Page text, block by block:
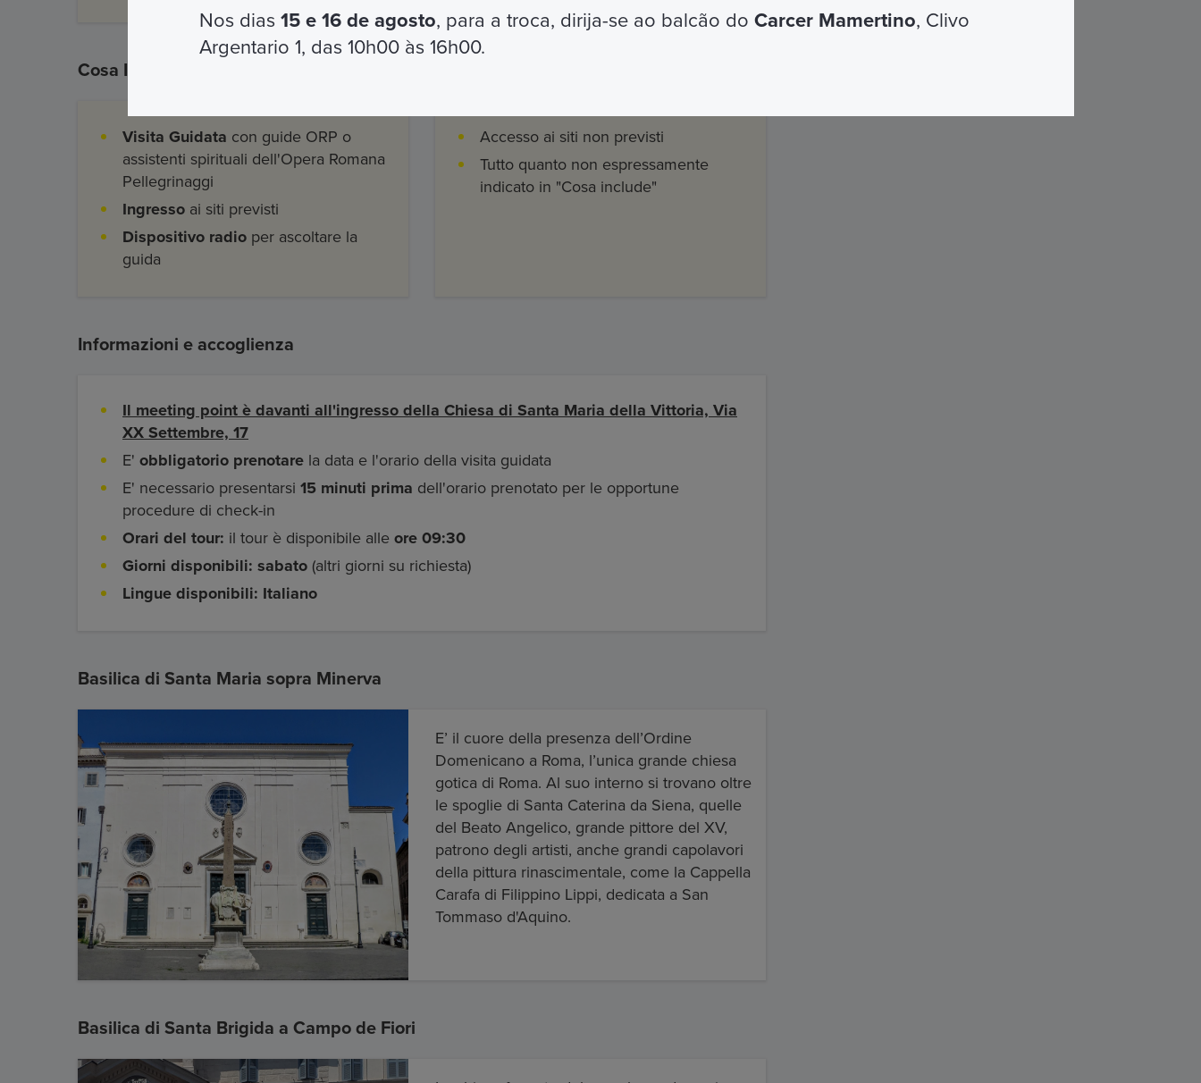
Cosa Include
Visita Guidata con guide ORP o
assistenti spirituali dell'Opera Romana
Pellegrinaggi
Ingresso ai siti previsti
Dispositivo radio per ascoltare la
guida
Accesso ai siti non previsti
Tutto quanto non espressamente
indicato in "Cosa include"
Informazioni e accoglienza
Il meeting point è davanti all'ingresso della Chiesa di Santa Maria della Vittoria, Via
XX Settembre, 17
E' obbligatorio prenotare la data e l'orario della visita guidata
E' necessario presentarsi 15 minuti prima dell'orario prenotato per le opportune
procedure di check-in
Orari del tour: il tour è disponibile alle ore 09:30
Giorni disponibili: sabato (altri giorni su richiesta)
Lingue disponibili: Italiano
Basilica di Santa Maria sopra Minerva
E’ il cuore della presenza dell’Ordine
Domenicano a Roma, l’unica grande chiesa
gotica di Roma. Al suo interno si trovano oltre
le spoglie di Santa Caterina da Siena, quelle
del Beato Angelico, grande pittore del XV,
patrono degli artisti, anche grandi capolavori
della pittura rinascimentale, come la Cappella
Carafa di Filippino Lippi, dedicata a San
Tommaso d'Aquino.
Basilica di Santa Brigida a Campo de Fiori
Nos dias 15 e 16 de agosto, para a troca, dirija-se ao balcão do Carcer Mamertino, Clivo
Argentario 1, das 10h00 às 16h00.